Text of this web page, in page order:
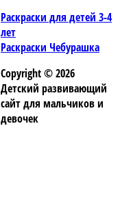
Раскраски для детей 3-4
лет
Раскраски Чебурашка
Copyright © 2026
Детский развивающий
сайт для мальчиков и
девочек